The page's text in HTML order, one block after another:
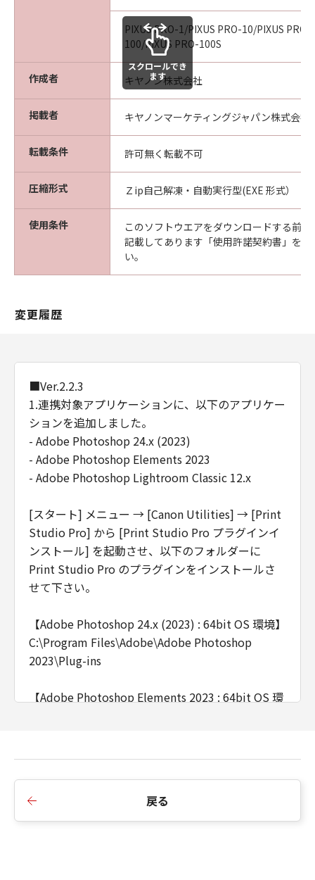
PIXUS PRO-1/PIXUS PRO-10/PIXUS
100/PIXUS PRO-100S
作成者 キヤノン株式会社
掲載者 キヤノンマーケティングジャパン株式会社
転載条件 許可無く転載不可
圧縮形式 Ｚip自己解凍・自動実行型(EXE 形式）
使用条件
このソフトウエアをダウンロードする前
記載してあります「使用許諾契約書」を
い。
スクロールでき
ます
変更履歴
■Ver.2.2.3
1.連携対象アプリケーションに、以下のアプリケー
ションを追加しました。
- Adobe Photoshop 24.x (2023)
- Adobe Photoshop Elements 2023
- Adobe Photoshop Lightroom Classic 12.x
[スタート] メニュー → [Canon Utilities] → [Print
Studio Pro] から [Print Studio Pro プラグインイ
ンストール] を起動させ、以下のフォルダーに
Print Studio Pro のプラグインをインストールさ
せて下さい。
【Adobe Photoshop 24.x (2023) : 64bit OS 環境】
C:\Program Files\Adobe\Adobe Photoshop
2023\Plug-ins
【Adobe Photoshop Elements 2023 : 64bit OS 環
64bit OS 環境】
C:\Users\(ユーザー
戻る